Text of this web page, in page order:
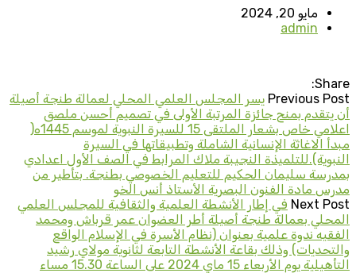
مايو 20, 2024
admin
Share:
Previous Post يسر المجلس العلمي المحلي لعمالة طنجة أصيلة
أن يتقدم بمنح جائزة المرتبة الأولى في تصميم أحسن ملصق
اعلامي خاص بشعار الملتقى 15 للسيرة النبوية لموسم 1445ه(
مبدأ الاغاثة الإنسانية الشاملة وتطبيقاتها في السيرة
النبوية).للتلميذة النجيبة ملاك المرابط في الصف الأول اعدادي
بمدرسة سليمان الحكيم للتعليم الخصوصي بطنجة. بتأطير من
مدرس مادة الفنون البصرية الأستاذ أنس الخو
Next Post في إطار الأنشطة العلمية والثقافية للمجلس العلمي
المحلي بعمالة طنجة أصيلة أطر العضوان عمر قرباش ومحمد
الفقيه ندوة علمية بعنوان (نظام الأسرة في الإسلام الواقع
والتحديات) وذلك بقاعة الأنشطة التابعة لثانوية مولاي رشيد
التأهيلية يوم الأربعاء 15 ماي 2024 على الساعة 15.30 مساء